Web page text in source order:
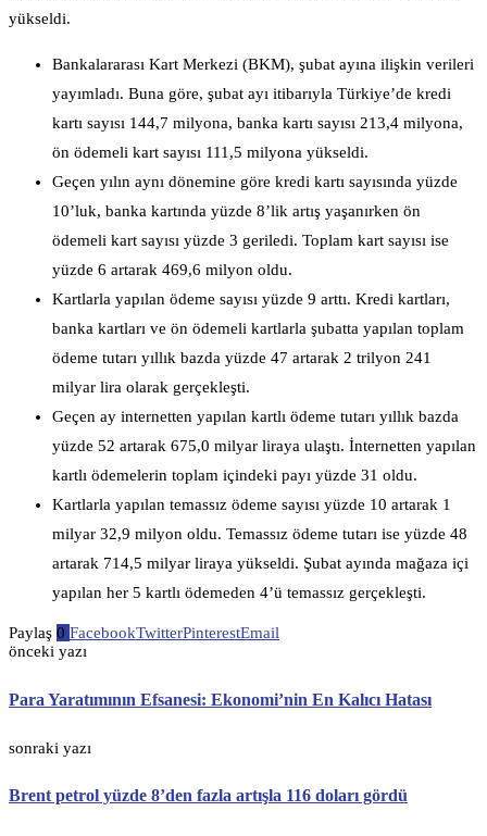
yükseldi.
Bankalararası Kart Merkezi (BKM), şubat ayına ilişkin verileri
yayımladı. Buna göre, şubat ayı itibarıyla Türkiye’de kredi
kartı sayısı 144,7 milyona, banka kartı sayısı 213,4 milyona,
ön ödemeli kart sayısı 111,5 milyona yükseldi.
Geçen yılın aynı dönemine göre kredi kartı sayısında yüzde
10’luk, banka kartında yüzde 8’lik artış yaşanırken ön
ödemeli kart sayısı yüzde 3 geriledi. Toplam kart sayısı ise
yüzde 6 artarak 469,6 milyon oldu.
Kartlarla yapılan ödeme sayısı yüzde 9 arttı. Kredi kartları,
banka kartları ve ön ödemeli kartlarla şubatta yapılan toplam
ödeme tutarı yıllık bazda yüzde 47 artarak 2 trilyon 241
milyar lira olarak gerçekleşti.
Geçen ay internetten yapılan kartlı ödeme tutarı yıllık bazda
yüzde 52 artarak 675,0 milyar liraya ulaştı. İnternetten yapılan
kartlı ödemelerin toplam içindeki payı yüzde 31 oldu.
Kartlarla yapılan temassız ödeme sayısı yüzde 10 artarak 1
milyar 32,9 milyon oldu. Temassız ödeme tutarı ise yüzde 48
artarak 714,5 milyar liraya yükseldi. Şubat ayında mağaza içi
yapılan her 5 kartlı ödemeden 4’ü temassız gerçekleşti.
Paylaş 0 FacebookTwitterPinterestEmail
önceki yazı
Para Yaratımının Efsanesi: Ekonomi’nin En Kalıcı Hatası
sonraki yazı
Brent petrol yüzde 8’den fazla artışla 116 doları gördü